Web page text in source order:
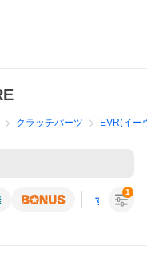
クラッチパーツ EVR(イー
すべての条
1